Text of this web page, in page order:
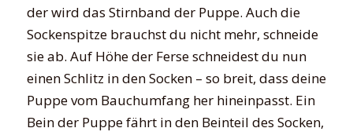
der wird das Stirnband der Puppe. Auch die
Sockenspitze brauchst du nicht mehr, schneide
sie ab. Auf Höhe der Ferse schneidest du nun
einen Schlitz in den Socken – so breit, dass deine
Puppe vom Bauchumfang her hineinpasst. Ein
Bein der Puppe fährt in den Beinteil des Socken,